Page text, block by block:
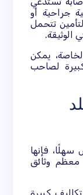
جراحية أو
تتحمل
يمكن
لصاحب
فإنها
معظم وثائق